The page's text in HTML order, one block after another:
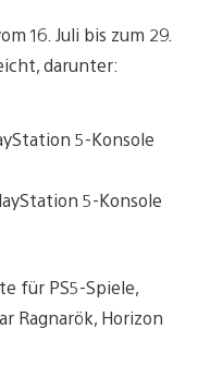
16. Juli bis zum 29.
darunter:
5-Konsole
5-Konsole
für PS5-Spiele,
Ragnarök, Horizon